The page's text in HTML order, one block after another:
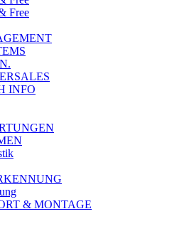
Free
INFO
& MONTAGE